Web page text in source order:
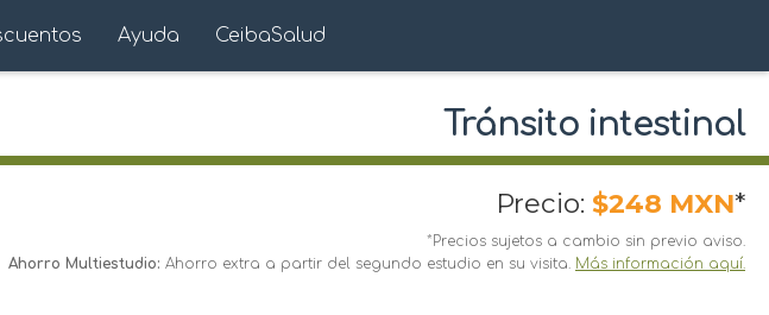
Ayuda CeibaSalud
Tránsito intestinal
Precio: $248 MXN*
*Precios sujetos a cambio sin previo aviso.
Ahorro Multiestudio: Ahorro extra a partir del segundo estudio en su visita. Más información aquí.